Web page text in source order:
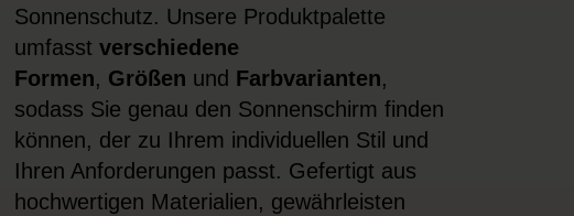
Sonnenschutz. Unsere Produktpalette
umfasst verschiedene
Formen, Größen und Farbvarianten,
sodass Sie genau den Sonnenschirm finden
können, der zu Ihrem individuellen Stil und
Ihren Anforderungen passt. Gefertigt aus
hochwertigen Materialien, gewährleisten